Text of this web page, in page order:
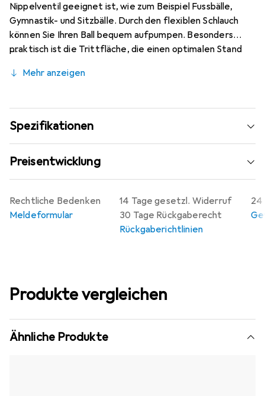
Nippelventil geeignet ist, wie zum Beispiel Fussbälle,
Gymnastik- und Sitzbälle. Durch den flexiblen Schlauch
können Sie Ihren Ball bequem aufpumpen. Besonders
praktisch ist die Trittfläche, die einen optimalen Stand
Manometer lässt sich der Druck perfekt ablesen.
Mehr anzeigen
Spezifikationen
Preisentwicklung
14 Tage gesetzl. Widerruf
30 Tage Rückgaberecht
Rückgaberichtlinien
24
Rechtliche Bedenken
Meldeformular
Produkte vergleichen
Ähnliche Produkte